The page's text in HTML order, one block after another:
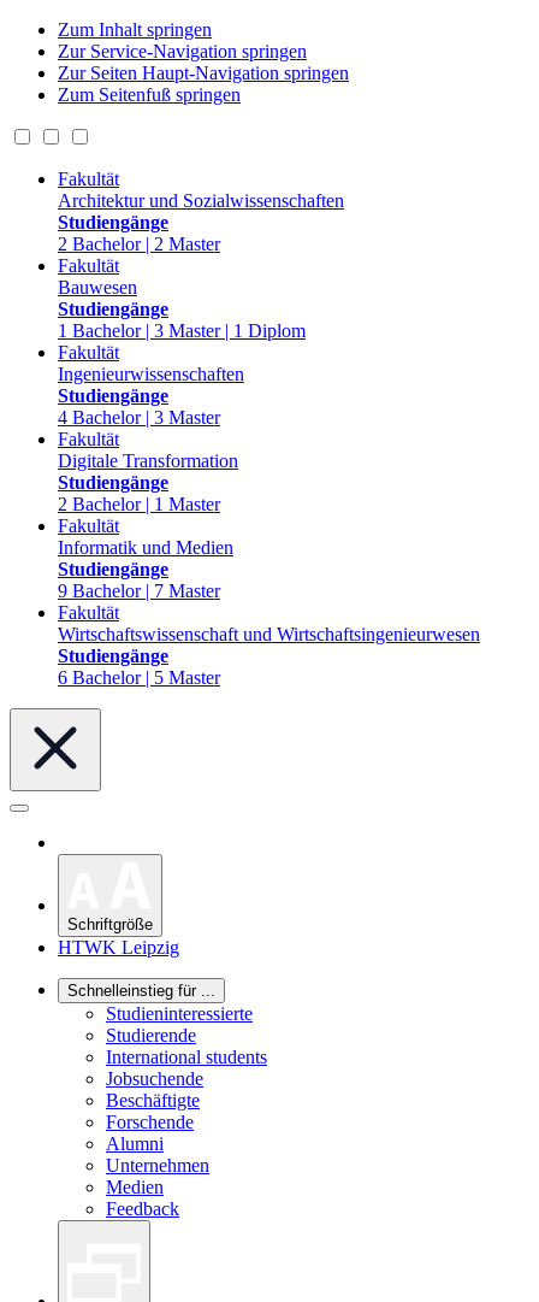
Zum Inhalt springen
Zur Service-Navigation springen
Zur Seiten Haupt-Navigation springen
Zum Seitenfuß springen
Fakultät
Architektur und Sozialwissenschaften
Studiengänge
2 Bachelor | 2 Master
Fakultät
Bauwesen
Studiengänge
1 Bachelor | 3 Master | 1 Diplom
Fakultät
Ingenieurwissenschaften
Studiengänge
4 Bachelor | 3 Master
Fakultät
Digitale Transformation
Studiengänge
2 Bachelor | 1 Master
Fakultät
Informatik und Medien
Studiengänge
9 Bachelor | 7 Master
Fakultät
Wirtschaftswissenschaft und Wirtschaftsingenieurwesen
Studiengänge
6 Bachelor | 5 Master
Schriftgröße
HTWK Leipzig
Schnelleinstieg für ...
Studieninteressierte
Studierende
International students
Jobsuchende
Beschäftigte
Forschende
Alumni
Unternehmen
Medien
Feedback